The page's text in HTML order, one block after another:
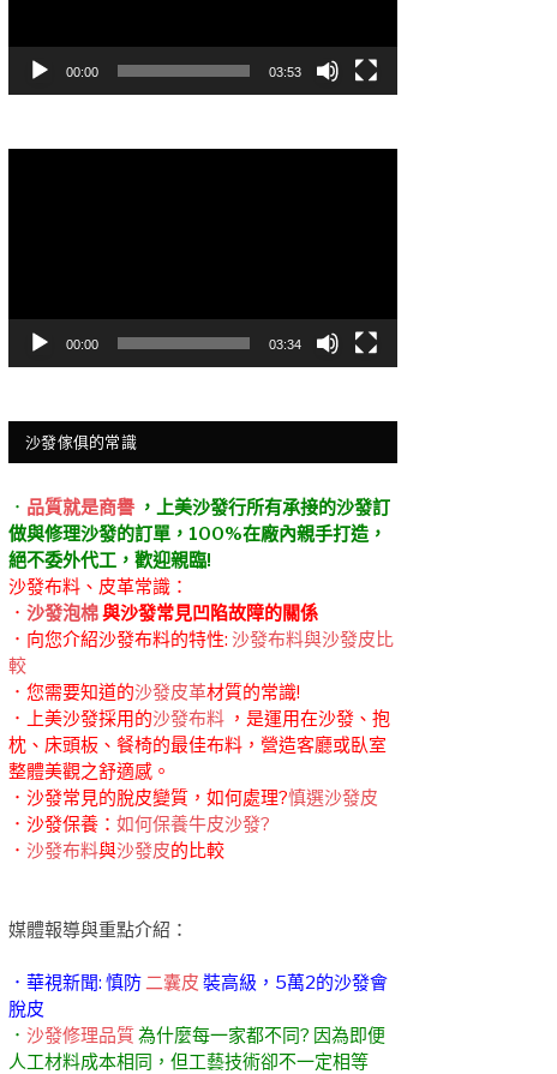
00:00 03:53
00:00 03:34
沙發傢俱的常識
． 品質就是商譽 ，上美沙發行所有承接的沙發訂
做與修理沙發的訂單，100%在廠內親手打造，
絕不委外代工，歡迎親臨!
沙發布料、皮革常識：
． 沙發泡棉與沙發常見凹陷故障的關係
．向您介紹沙發布料的特性: 沙發布料與沙發皮比
較
．您需要知道的沙發皮革材質的常識!
．上美沙發採用的沙發布料 ，是運用在沙發、抱
枕、床頭板、餐椅的最佳布料，營造客廳或臥室
整體美觀之舒適感。
．沙發常見的脫皮變質，如何處理?慎選沙發皮
．沙發保養： 如何保養牛皮沙發?
． 沙發布料與沙發皮的比較
媒體報導與重點介紹：
．華視新聞: 慎防二囊皮 裝高級，5萬2的沙發會
脫皮
． 沙發修理品質為什麼每一家都不同? 因為即便
人工材料成本相同，但工藝技術卻不一定相等